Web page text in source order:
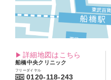
詳細地図はこちら
船橋中央クリニック
フリーダイヤル
0120-118-243